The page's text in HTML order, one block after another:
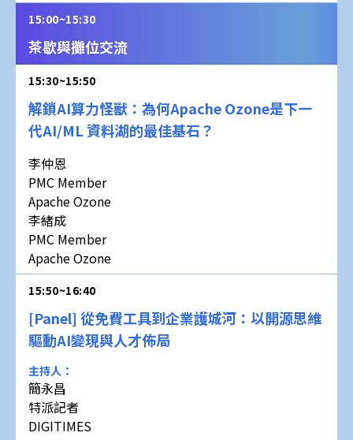
15:00~15:30
茶歇與攤位交流
15:30~15:50
解鎖AI算力怪獸：為何Apache Ozone是下一
代AI/ML 資料湖的最佳基石？
李仲恩
PMC Member
Apache Ozone
李緒成
PMC Member
Apache Ozone
15:50~16:40
[Panel] 從免費工具到企業護城河：以開源思維
驅動AI變現與人才佈局
主持人：
簡永昌
特派記者
DIGITIMES